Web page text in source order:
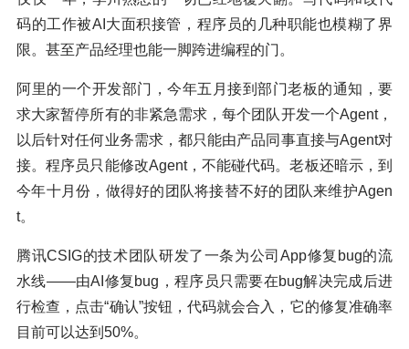
码的工作被AI大面积接管，程序员的几种职能也模糊了界
限。甚至产品经理也能一脚跨进编程的门。
阿里的一个开发部门，今年五月接到部门老板的通知，要
求大家暂停所有的非紧急需求，每个团队开发一个Agent，
以后针对任何业务需求，都只能由产品同事直接与Agent对
接。程序员只能修改Agent，不能碰代码。老板还暗示，到
今年十月份，做得好的团队将接替不好的团队来维护Agen
t。
腾讯CSIG的技术团队研发了一条为公司App修复bug的流
水线——由AI修复bug，程序员只需要在bug解决完成后进
行检查，点击“确认”按钮，代码就会合入，它的修复准确率
目前可以达到50%。